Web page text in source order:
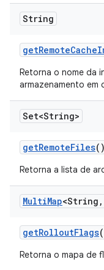
String
getRemoteCache
Retorna o nome da
armazenamento em
Set<String>
getRemoteFiles()
Retorna a lista de
MultiMap<String ,
getRolloutFlags
Retorna o mapa de